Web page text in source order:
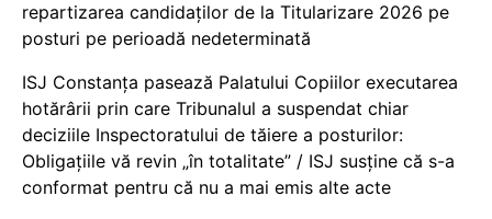
repartizarea candidaților de la Titularizare 2026 pe
posturi pe perioadă nedeterminată
ISJ Constanța pasează Palatului Copiilor executarea
hotărârii prin care Tribunalul a suspendat chiar
deciziile Inspectoratului de tăiere a posturilor:
Obligațiile vă revin „în totalitate” / ISJ susține că s-a
conformat pentru că nu a mai emis alte acte